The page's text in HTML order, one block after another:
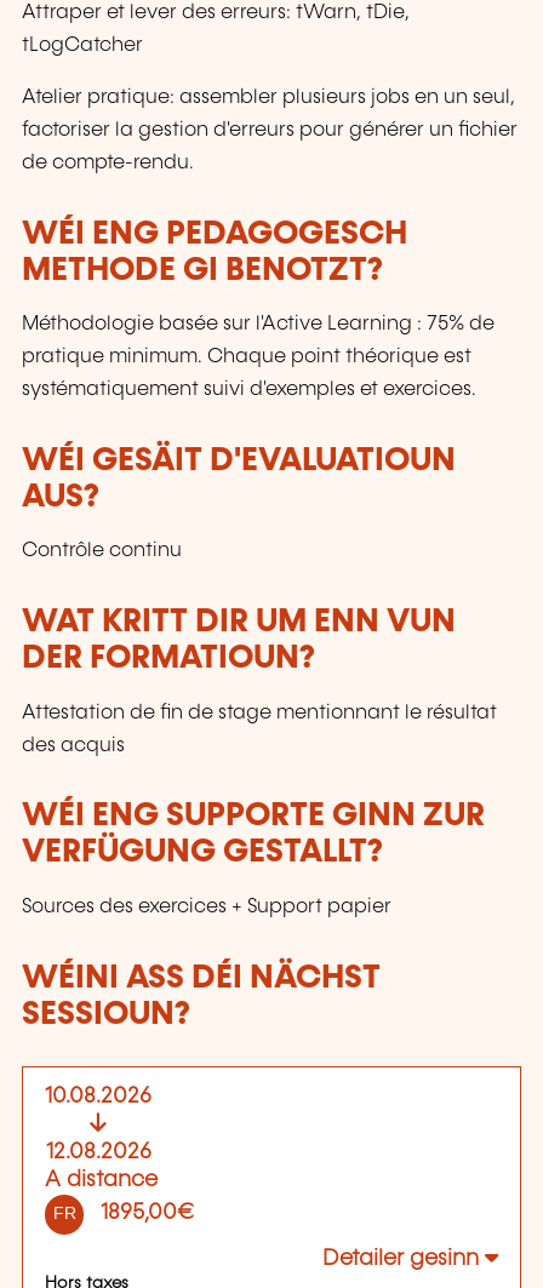
Attraper et lever des erreurs: tWarn, tDie,
tLogCatcher
Atelier pratique: assembler plusieurs jobs en un seul,
factoriser la gestion d'erreurs pour générer un fichier
de compte-rendu.
WÉI ENG PEDAGOGESCH
METHODE GI BENOTZT?
Méthodologie basée sur l'Active Learning : 75% de
pratique minimum. Chaque point théorique est
systématiquement suivi d'exemples et exercices.
WÉI GESÄIT D'EVALUATIOUN
AUS?
Contrôle continu
WAT KRITT DIR UM ENN VUN
DER FORMATIOUN?
Attestation de fin de stage mentionnant le résultat
des acquis
WÉI ENG SUPPORTE GINN ZUR
VERFÜGUNG GESTALLT?
Sources des exercices + Support papier
WÉINI ASS DÉI NÄCHST
SESSIOUN?
10.08.2026
12.08.2026
A distance
FR 1895,00€
Detailer gesinn
Hors taxes